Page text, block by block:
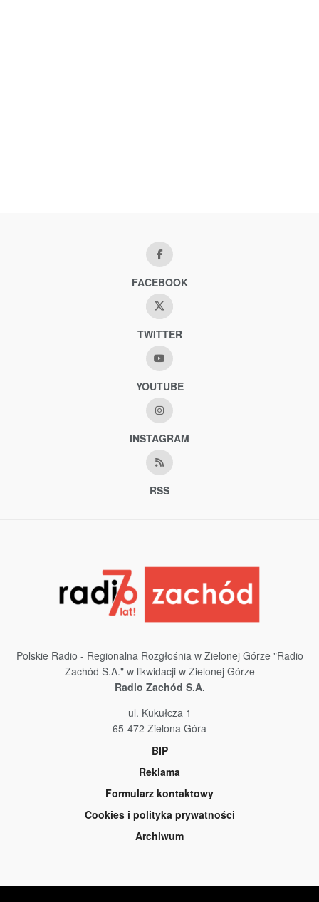
FACEBOOK
TWITTER
YOUTUBE
INSTAGRAM
RSS
Polskie Radio - Regionalna Rozgłośnia w Zielonej Górze "Radio
Zachód S.A." w likwidacji w Zielonej Górze
Radio Zachód S.A.
ul. Kukułcza 1
65-472 Zielona Góra
BIP
Reklama
Formularz kontaktowy
Cookies i polityka prywatności
Archiwum